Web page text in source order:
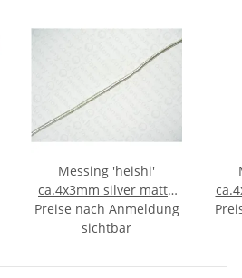
Messing 'heishi'
ca.4x3mm silver matte
MIS
Preise nach Anmeldung
sichtbar